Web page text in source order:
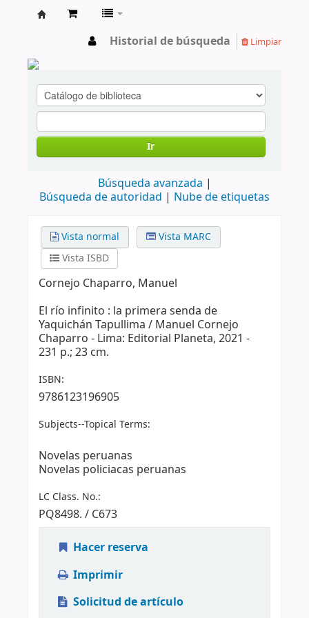
Historial de búsqueda Limpiar
Ir
Búsqueda avanzada
Búsqueda de autoridad
Nube de etiquetas
Vista normal
Vista MARC
Vista ISBD
Cornejo Chaparro, Manuel
El río infinito : la primera senda de
Yaquichán Tapullima / Manuel Cornejo
Chaparro - Lima: Editorial Planeta, 2021 -
231 p.; 23 cm.
ISBN:
9786123196905
Subjects--Topical Terms:
Novelas peruanas
Novelas policiacas peruanas
LC Class. No.:
PQ8498. / C673
Hacer reserva
Imprimir
Solicitud de artículo